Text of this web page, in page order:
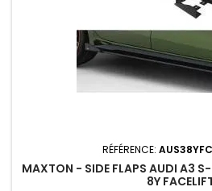
RÉFÉRENCE:
MAXTON - SIDE FLAPS AUDI A3
8Y